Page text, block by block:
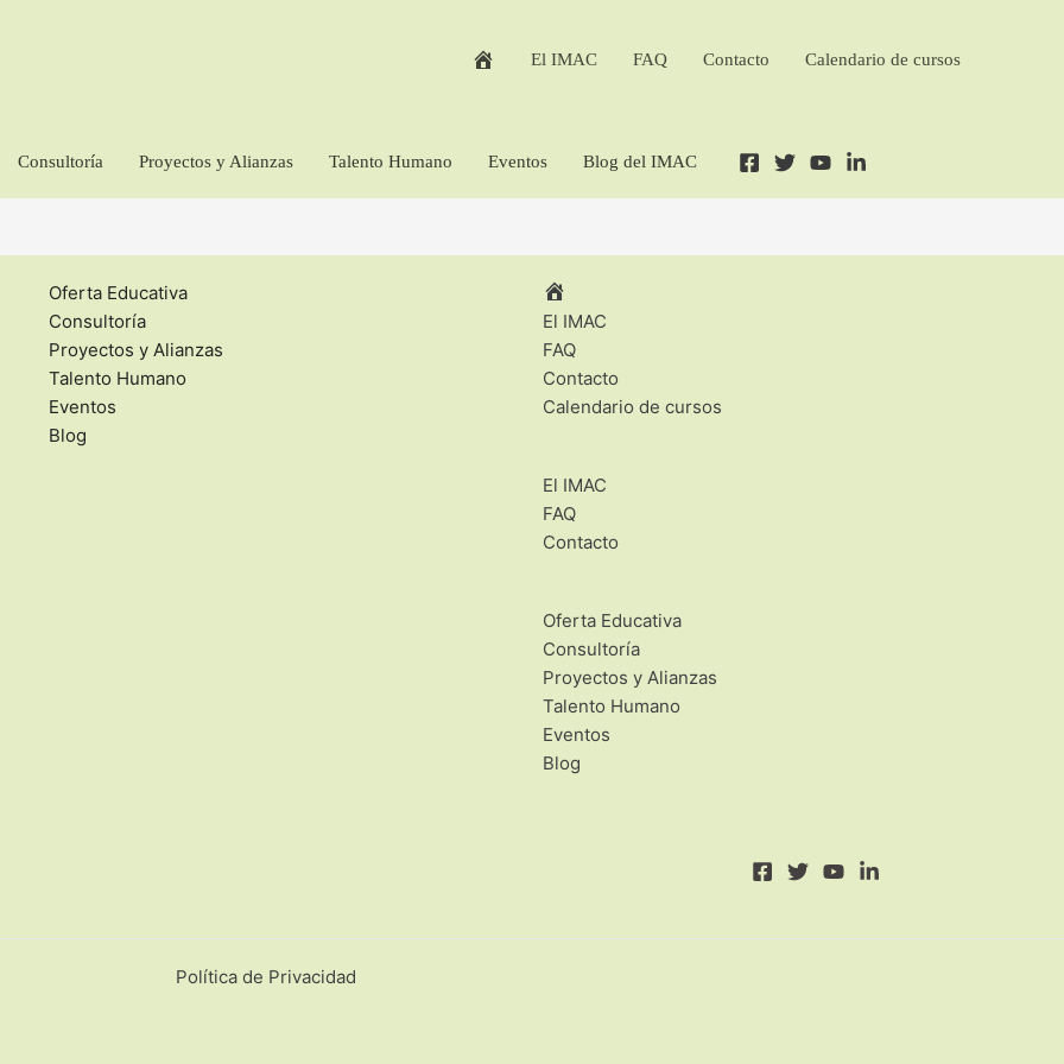
El IMAC FAQ Contacto Calendario de cursos
Consultoría Proyectos y Alianzas Talento Humano Eventos Blog del IMAC
Oferta Educativa
Consultoría
Proyectos y Alianzas
Talento Humano
Eventos
Blog
El IMAC
FAQ
Contacto
Calendario de cursos
El IMAC
FAQ
Contacto
Oferta Educativa
Consultoría
Proyectos y Alianzas
Talento Humano
Eventos
Blog
Política de Privacidad